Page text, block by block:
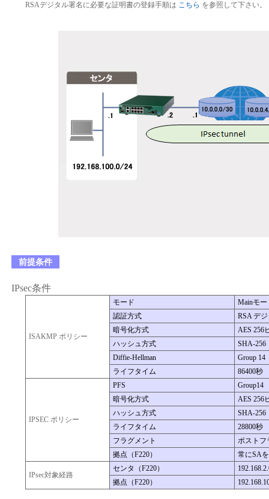
RSAデジタル署名に必要な証明書の登録手順は こちら を参照して下さい。
前提条件
IPsec条件
ISAKMP ポリシー
モード
Mainモー
認証方式
RSA デ
暗号化方式
AES 256
ハッシュ方式
SHA-256
Diffie-Hellman
Group 14
ライフタイム
86400秒
IPSEC ポリシー
PFS
Group14
暗号化方式
AES 256
ハッシュ方式
SHA-256
ライフタイム
28800秒
フラグメント
ポストフ
拠点（F220）
常にSA
IPsec対象経路
センタ（F220）
拠点（F220）